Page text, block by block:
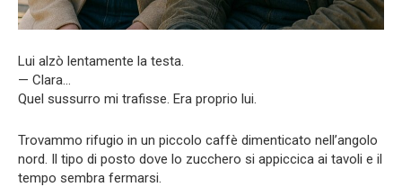
Lui alzò lentamente la testa.
— Clara…
Quel sussurro mi trafisse. Era proprio lui.
Trovammo rifugio in un piccolo caffè dimenticato nell’angolo
nord. Il tipo di posto dove lo zucchero si appiccica ai tavoli e il
tempo sembra fermarsi.